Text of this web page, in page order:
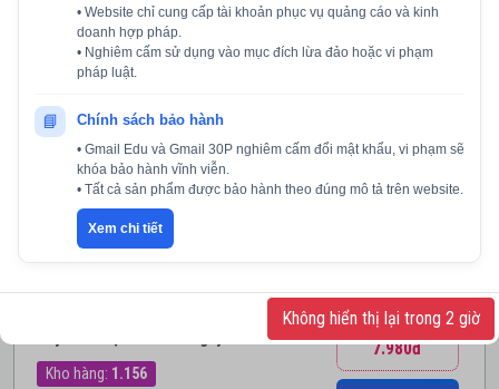
Partially Filled profiles | Registered
from Iran IPS.
Kho hàng: 84
MUA NGAY
XEM THÊM
VPN
Kho hàng: 1.156
7.980đ
• Website chỉ cung cấp tài khoản phục vụ quảng cáo và kinh
doanh hợp pháp.
• Nghiêm cấm sử dụng vào mục đích lừa đảo hoặc vi phạm
pháp luật.
📘 Chính sách bảo hành
• Gmail Edu và Gmail 30P nghiêm cấm đổi mật khẩu, vi phạm sẽ
khóa bảo hành vĩnh viễn.
• Tất cả sản phẩm được bảo hành theo đúng mô tả trên website.
Xem chi tiết
Không hiển thị lại trong 2 giờ